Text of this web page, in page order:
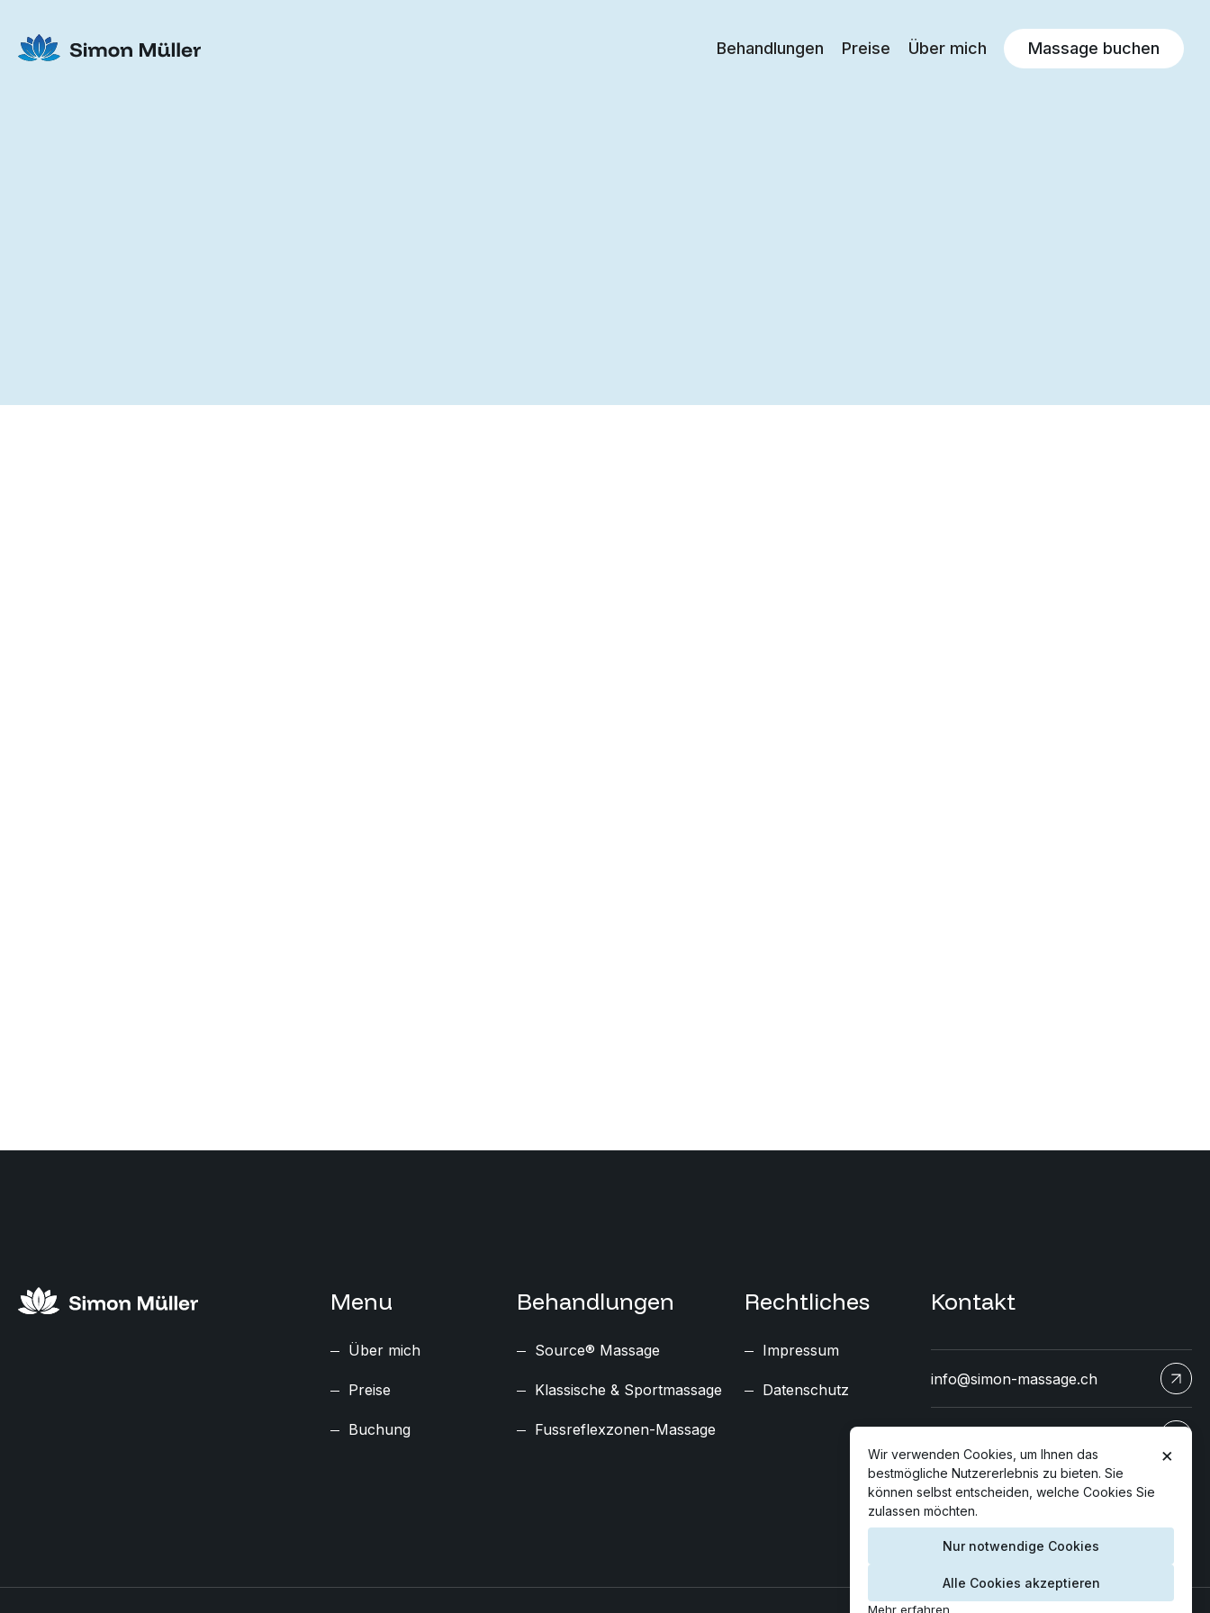
Behandlungen Preise Über mich Massage buchen
Menu
Über mich
Preise
Buchung
Behandlungen
Source® Massage
Klassische & Sportmassage
Fussreflexzonen-Massage
Rechtliches
Impressum
Datenschutz
Kontakt
info@simon-massage.ch
Wir verwenden Cookies, um Ihnen das
bestmögliche Nutzererlebnis zu bieten. Sie
können selbst entscheiden, welche Cookies Sie
zulassen möchten.
×
Nur notwendige Cookies
Alle Cookies akzeptieren
Mehr erfahren